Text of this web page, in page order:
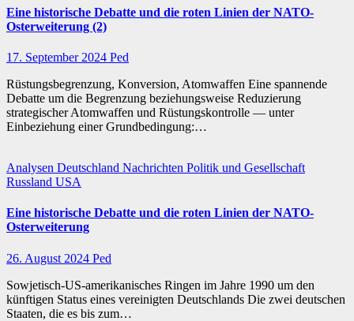
Eine historische Debatte und die roten Linien der NATO-
Osterweiterung (2)
17. September 2024 Ped
Rüstungsbegrenzung, Konversion, Atomwaffen Eine spannende
Debatte um die Begrenzung beziehungsweise Reduzierung
strategischer Atomwaffen und Rüstungskontrolle — unter
Einbeziehung einer Grundbedingung:…
Analysen Deutschland Nachrichten Politik und Gesellschaft
Russland USA
Eine historische Debatte und die roten Linien der NATO-
Osterweiterung
26. August 2024 Ped
Sowjetisch-US-amerikanisches Ringen im Jahre 1990 um den
künftigen Status eines vereinigten Deutschlands Die zwei deutschen
Staaten, die es bis zum…